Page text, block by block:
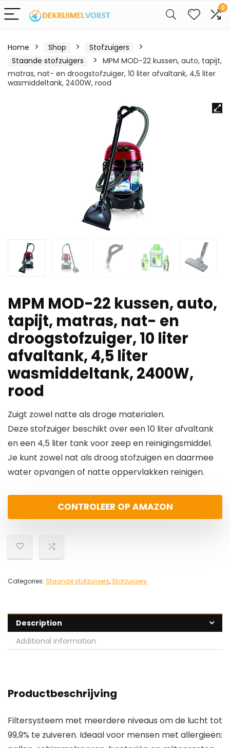
0
Home Shop
Stofzuigers
Staande stofzuigers
MPM MOD-22 kussen, auto, tapijt,
matras, nat- en droogstofzuiger, 10 liter afvaltank, 4,5 liter
wasmiddeltank, 2400W, rood
MPM MOD-22 kussen, auto,
tapijt, matras, nat- en
droogstofzuiger, 10 liter
afvaltank, 4,5 liter
wasmiddeltank, 2400W,
rood
Zuigt zowel natte als droge materialen.
Deze stofzuiger beschikt over een 10 liter afvaltank
en een 4,5 liter tank voor zeep en reinigingsmiddel.
Je kunt zowel nat als droog stofzuigen en daarmee
water opvangen of natte oppervlakken reinigen.
CONTROLEER OP AMAZON
Categories: Staande stofzuigers, Stofzuigers
Description
Additional information
Productbeschrijving
Filtersysteem met meerdere niveaus om de lucht tot
99,9% te zuiveren. Ideaal voor mensen met allergieën: